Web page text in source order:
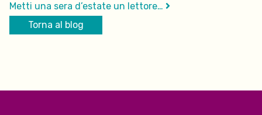
Torna al blog
Metti una sera d’estate un lettore…